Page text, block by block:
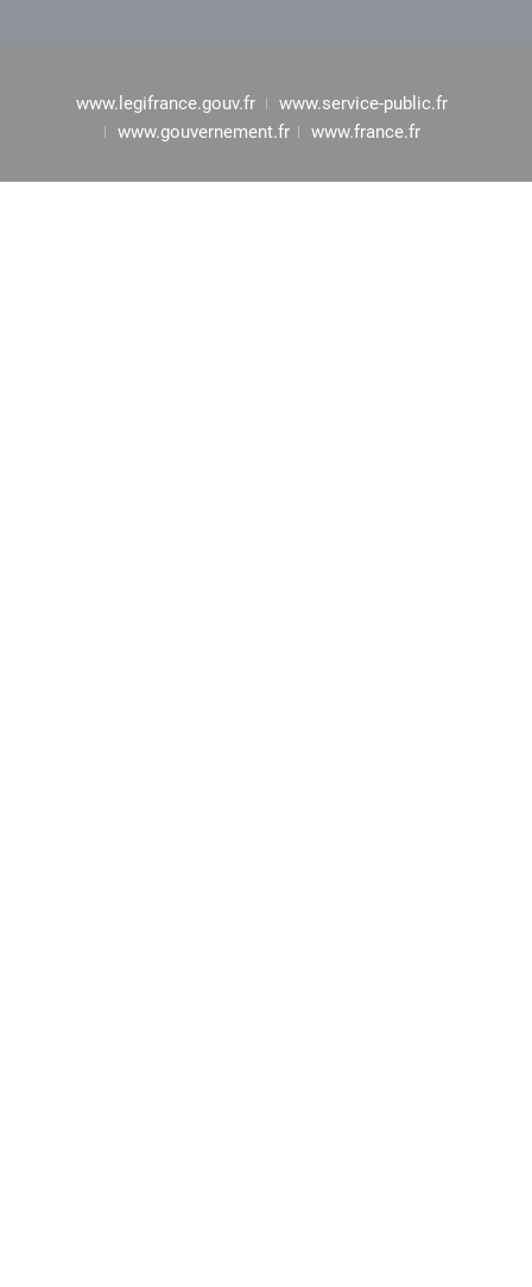
www.legifrance.gouv.fr
www.service-public.fr
www.gouvernement.fr
www.france.fr